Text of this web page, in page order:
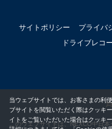
サイトポリシー プライバ
ドライブレコ
このウェブサイトは、NEXCO中日
当ウェブサイトでは、お客さまの利
ブサイトを閲覧いただく際はクッキ
イトをご覧いただいた場合はクッキ